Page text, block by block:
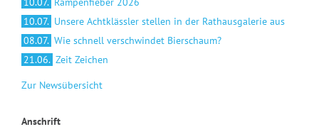
10.07. Unsere Achtklässler stellen in der Rathausgalerie aus
08.07. Wie schnell verschwindet Bierschaum?
21.06. Zeit Zeichen
Zur Newsübersicht
Anschrift